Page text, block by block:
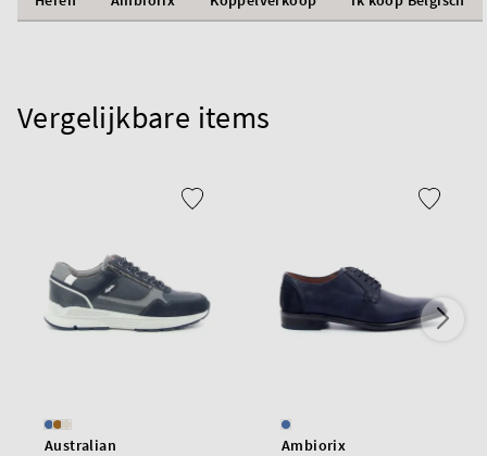
Vergelijkbare items
Australian
Ambiorix